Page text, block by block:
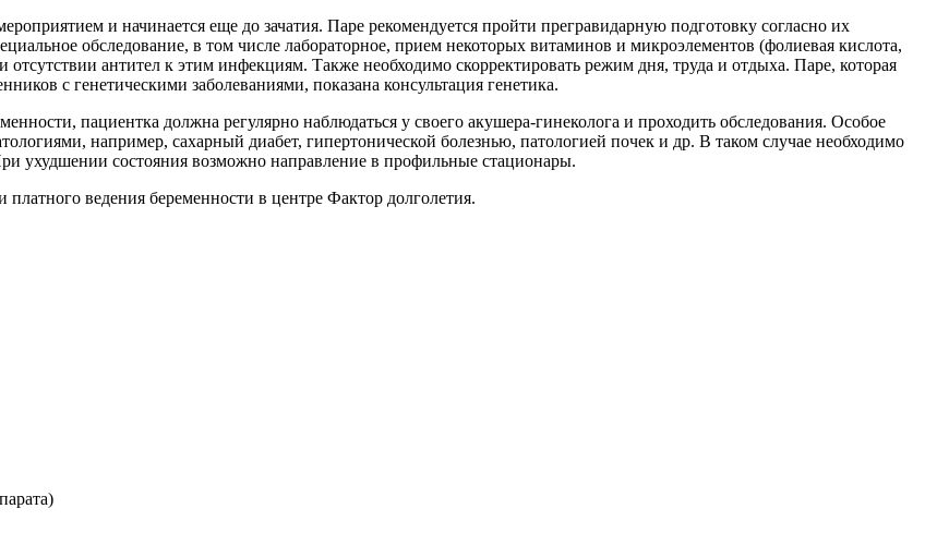
и начинается еще до зачатия. Паре рекомендуется пройти прегравидарную подготовку согласно их
обследование, в том числе лабораторное, прием некоторых витаминов и микроэлементов (фолиевая кислота,
антител к этим инфекциям. Также необходимо скорректировать режим дня, труда и отдыха. Паре, которая
с генетическими заболеваниями, показана консультация генетика.
пациентка должна регулярно наблюдаться у своего акушера-гинеколога и проходить обследования. Особое
например, сахарный диабет, гипертонической болезнью, патологией почек и др. В таком случае необходимо
ухудшении состояния возможно направление в профильные стационары.
ведения беременности в центре Фактор долголетия.